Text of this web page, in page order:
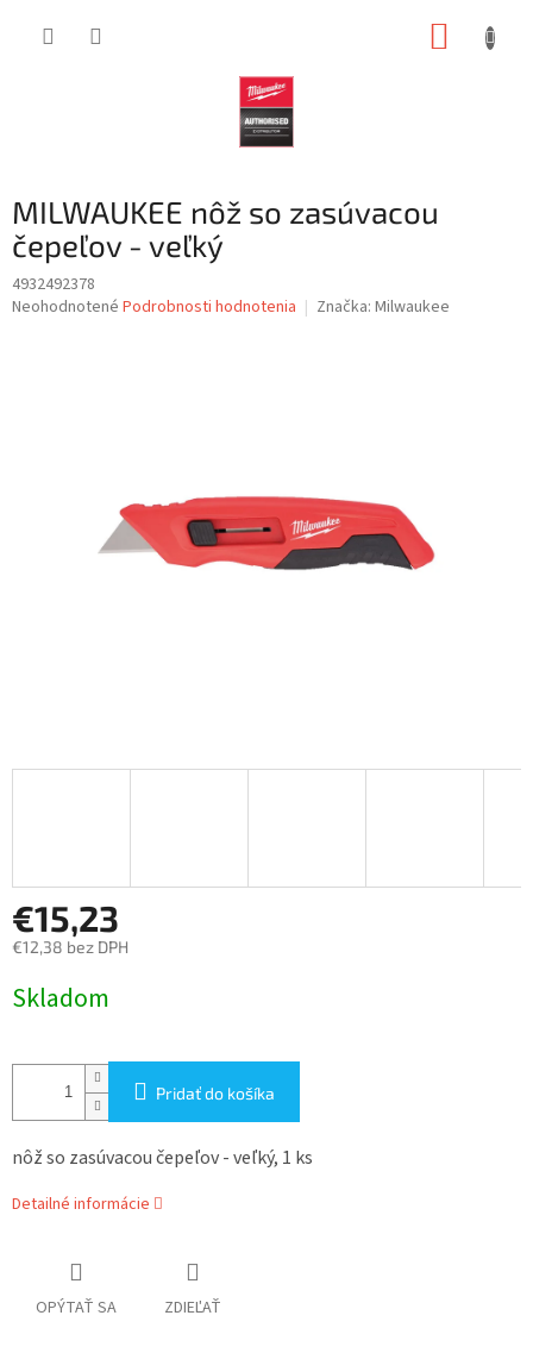
MILWAUKEE nôž so zasúvacou
čepeľov - veľký
4932492378
Priemerné
Neohodnotené Podrobnosti hodnotenia Značka: Milwaukee
€15,23
€12,38 bez DPH
cena:
Skladom
Pridať do košíka
nôž so zasúvacou čepeľov - veľký, 1 ks
Detailné informácie
OPÝTAŤ SA ZDIEĽAŤ